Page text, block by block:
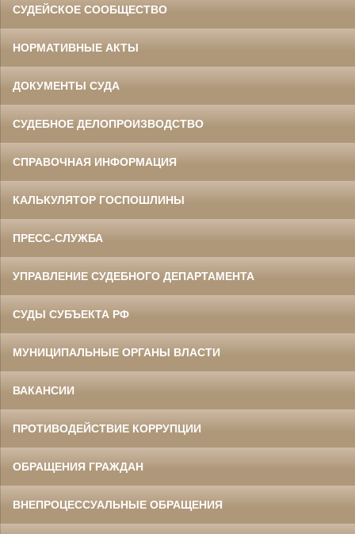
СУДЕЙСКОЕ СООБЩЕСТВО
НОРМАТИВНЫЕ АКТЫ
ДОКУМЕНТЫ СУДА
СУДЕБНОЕ ДЕЛОПРОИЗВОДСТВО
СПРАВОЧНАЯ ИНФОРМАЦИЯ
КАЛЬКУЛЯТОР ГОСПОШЛИНЫ
ПРЕСС-СЛУЖБА
УПРАВЛЕНИЕ СУДЕБНОГО ДЕПАРТАМЕНТА
СУДЫ СУБЪЕКТА РФ
МУНИЦИПАЛЬНЫЕ ОРГАНЫ ВЛАСТИ
ВАКАНСИИ
ПРОТИВОДЕЙСТВИЕ КОРРУПЦИИ
ОБРАЩЕНИЯ ГРАЖДАН
ВНЕПРОЦЕССУАЛЬНЫЕ ОБРАЩЕНИЯ